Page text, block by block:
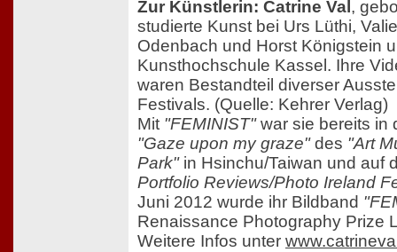
Zur Künstlerin: Catrine Val ,
studierte Kunst bei Urs Lüthi,
Odenbach und Horst Königstein
Kunsthochschule Kassel. Ihre
waren Bestandteil diverser
Festivals. (Quelle: Kehrer Verlag)
Mit "FEMINIST"war sie bereits in
"Gaze upon my graze"des "Art
Park"in Hsinchu/Taiwan und auf
Portfolio Reviews/Photo Ireland
Juni 2012 wurde ihr Bildband
Renaissance Photography Prize
Weitere Infos unter